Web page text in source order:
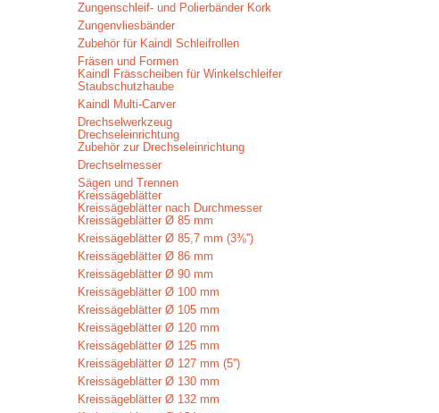
Zungenschleif- und Polierbänder Kork
Zungenvliesbänder
Zubehör für Kaindl Schleifrollen
Fräsen und Formen
Kaindl Frässcheiben für Winkelschleifer
Staubschutzhaube
Kaindl Multi-Carver
Drechselwerkzeug
Drechseleinrichtung
Zubehör zur Drechseleinrichtung
Drechselmesser
Sägen und Trennen
Kreissägeblätter
Kreissägeblätter nach Durchmesser
Kreissägeblätter Ø 85 mm
Kreissägeblätter Ø 85,7 mm (3⅜'')
Kreissägeblätter Ø 86 mm
Kreissägeblätter Ø 90 mm
Kreissägeblätter Ø 100 mm
Kreissägeblätter Ø 105 mm
Kreissägeblätter Ø 120 mm
Kreissägeblätter Ø 125 mm
Kreissägeblätter Ø 127 mm (5'')
Kreissägeblätter Ø 130 mm
Kreissägeblätter Ø 132 mm